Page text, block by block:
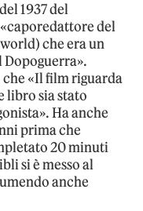
1937 del
del
che era un
«Il film riguarda
libro sia stato
Ha anche
prima che
20 minuti
si è messo al
anche